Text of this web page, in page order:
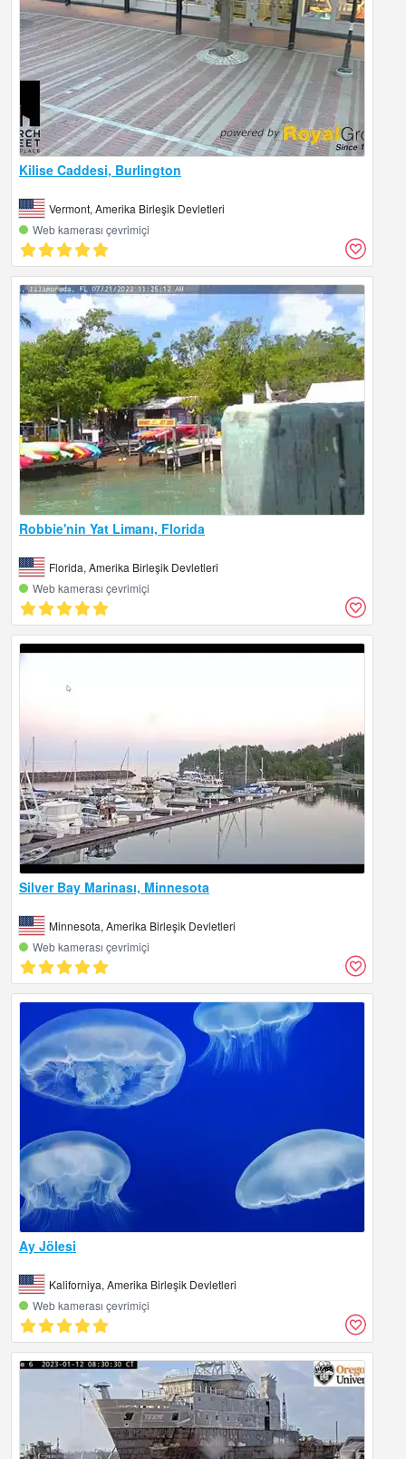
Kilise Caddesi, Burlington
Vermont, Amerika Birleşik Devletleri
Web kamerası çevrimiçi
Robbie'nin Yat Limanı, Florida
Florida, Amerika Birleşik Devletleri
Web kamerası çevrimiçi
Silver Bay Marinası, Minnesota
Minnesota, Amerika Birleşik Devletleri
Web kamerası çevrimiçi
Ay Jölesi
Kaliforniya, Amerika Birleşik Devletleri
Web kamerası çevrimiçi